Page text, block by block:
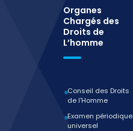
Organes
Chargés des
Droits de
L’homme
Conseil des Droits
de l'Homme
Examen périodique
universel